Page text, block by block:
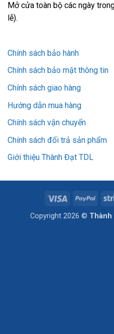
Mở cửa toàn bộ các ngày
lễ).
Chính sách bảo hành
Chính sách bảo mật thông tin
Chính sách giao hàng
Hướng dẫn mua hàng
Chính sách vận chuyển
Chính sách đổi trả sản phẩm
Giới thiệu Thành Đạt TDL
Visa
Copyright 2026 © Thành